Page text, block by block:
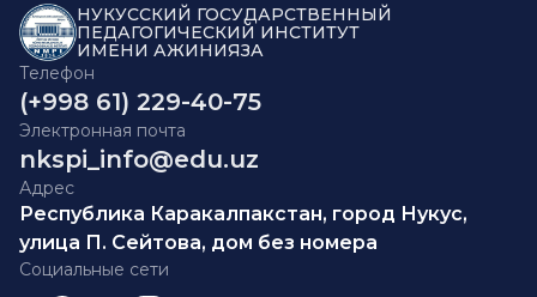
НУКУССКИЙ ГОСУДАРСТВЕННЫЙ
ПЕДАГОГИЧЕСКИЙ ИНСТИТУТ
ИМЕНИ АЖИНИЯЗА
Телефон
(+998 61) 229-40-75
Электронная почта
nkspi_info@edu.uz
Адрес
Республика Каракалпакстан, город Нукус,
улица П. Сейтова, дом без номера
Социальные сети